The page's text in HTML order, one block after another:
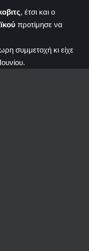
, έτσι και ο
προτίμησε να
συμμετοχή κι είχε